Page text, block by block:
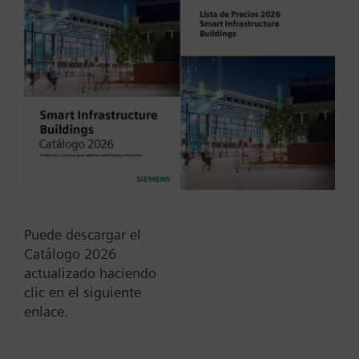
Tipo / Código:
V2DSF100
Código:
BPZ:V2DSF100
Documentos
Puede descargar el
Catálogo 2026
actualizado haciendo
clic en el siguiente
enlace.